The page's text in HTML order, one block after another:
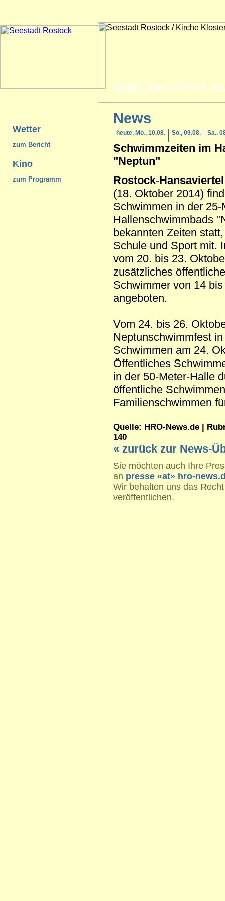
NEWS JOBS EVENTS
Wetter
zum Bericht
Kino
zum Programm
News
heute, Mo., 10.08. So., 09.08. Sa.,
Schwimmzeiten im
"Neptun"
Rostock-Hansaviertel
(18. Oktober 2014)
Schwimmen in der
Hallenschwimmbads
bekannten Zeiten
Schule und Sport mit.
vom 20. bis 23.
zusätzliches
Schwimmer von 14
angeboten.
Vom 24. bis 26.
Neptunschwimmfest
Schwimmen am 24.
Öffentliches
in der 50-Meter-Halle
öffentliche
Familienschwimmen
Quelle: HRO-News.de |
140
« zurück zur News-
Sie möchten auch Ihre
an presse «at» hro-
Wir behalten uns das
veröffentlichen.